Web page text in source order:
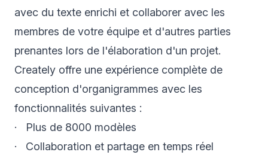
avec du texte enrichi et collaborer avec les
membres de votre équipe et d'autres parties
prenantes lors de l'élaboration d'un projet.
Creately offre une expérience complète de
conception d'organigrammes avec les
fonctionnalités suivantes :
· Plus de 8000 modèles
· Collaboration et partage en temps réel